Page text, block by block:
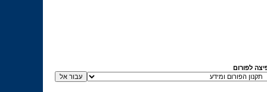
לפורום